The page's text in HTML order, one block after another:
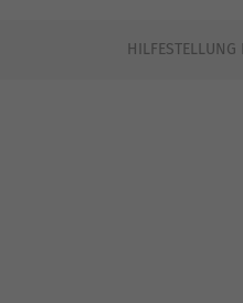
HILFESTELLUNG